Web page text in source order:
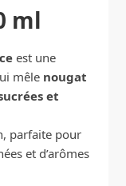
ml
est une
mêle nougat
et
parfaite pour
et d’arômes